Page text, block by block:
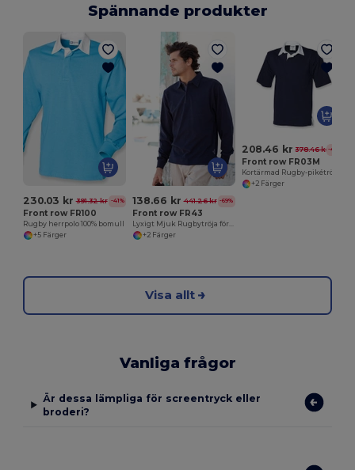
Spännande produkter
230.03 kr 391.32 kr -41%
Front row FR100
Rugby herrpolo 100% bomull
+5 Färger
138.66 kr 441.26 kr -69%
Front row FR43
+2 Färger
208.46 kr 378.46 kr-45%
Front row FR03M
Kortärmad Rugby-pikétröja
+2 Färger
Visa allt
Vanliga frågor
Är dessa lämpliga för screentryck eller
broderi?